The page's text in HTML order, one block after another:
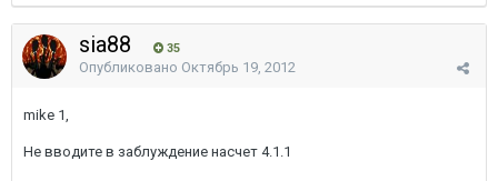
sia88 35
Опубликовано Октябрь 19, 2012
mike 1,
Не вводите в заблуждение насчет 4.1.1